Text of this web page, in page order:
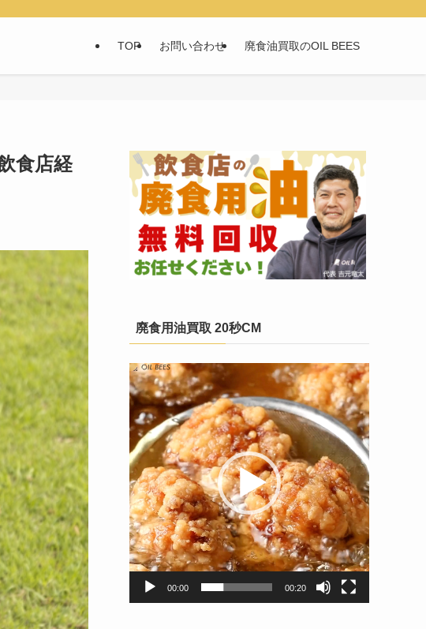
TOP お問い合わせ 廃食油買取のOIL BEES
食店経
廃食用油買取 20秒CM
動
画
プ
レ
ー
ヤ
ー
00:00 00:20